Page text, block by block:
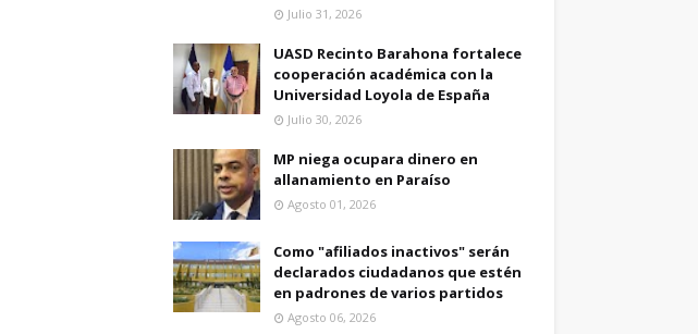
Julio 31, 2026
UASD Recinto Barahona fortalece
cooperación académica con la
Universidad Loyola de España
Julio 30, 2026
MP niega ocupara dinero en
allanamiento en Paraíso
Agosto 01, 2026
Como "afiliados inactivos" serán
declarados ciudadanos que estén
en padrones de varios partidos
Agosto 06, 2026